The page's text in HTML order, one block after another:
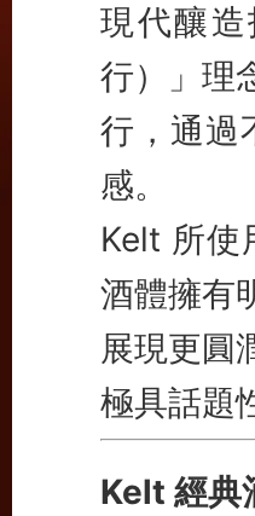
現代釀
行）」理
行，通過
感。
Kelt 所使
酒體擁有
展現更圓
極具話題
Kelt 經典